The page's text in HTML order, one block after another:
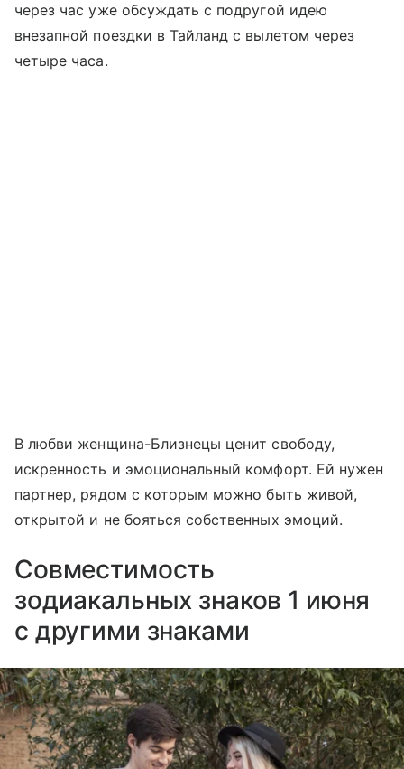
через час уже обсуждать с подругой идею
внезапной поездки в Тайланд с вылетом через
четыре часа.
В любви женщина-Близнецы ценит свободу,
искренность и эмоциональный комфорт. Ей нужен
партнер, рядом с которым можно быть живой,
открытой и не бояться собственных эмоций.
Совместимость
зодиакальных знаков 1 июня
с другими знаками